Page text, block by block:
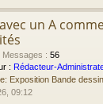
un A
Messages : 56
: Rédacteur-
Exposition Bande
09:12